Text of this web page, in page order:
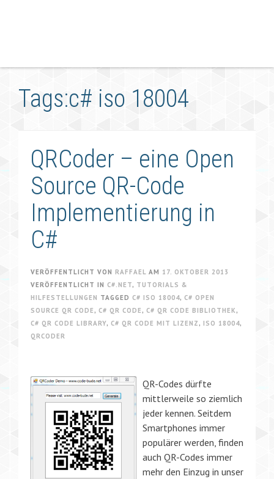
Tags:c# iso 18004
QRCoder – eine Open
Source QR-Code
Implementierung in
C#
VERÖFFENTLICHT VON RAFFAEL AM 17. OKTOBER 2013
VERÖFFENTLICHT IN C#.NET, TUTORIALS &
HILFESTELLUNGEN TAGGED C# ISO 18004, C# OPEN
SOURCE QR CODE , C# QR CODE , C# QR CODE BIBLIOTHEK,
C# QR CODE LIBRARY, C# QR CODE MIT LIZENZ , ISO 18004,
QRCODER
QR-Codes dürfte
mittlerweile so ziemlich
jeder kennen. Seitdem
Smartphones immer
populärer werden, finden
auch QR-Codes immer
mehr den Einzug in unser